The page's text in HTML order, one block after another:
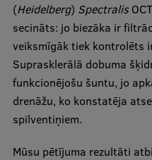
(Heidelberg) Spectralis
secināts: jo biezāka ir
veiksmīgāk tiek kontrolēts
Suprasklerālā dobuma
funkcionējošu šuntu, jo
drenāžu, ko konstatēja
spilventiņiem.
Mūsu pētījuma rezultāti